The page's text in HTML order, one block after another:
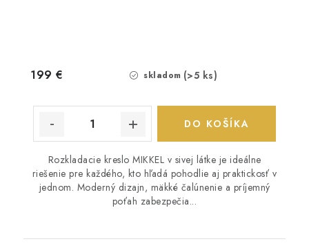
skladom (>5 ks)
199 €
DO KOŠÍKA
Rozkladacie kreslo MIKKEL v sivej látke je ideálne
riešenie pre každého, kto hľadá pohodlie aj praktickosť v
jednom. Moderný dizajn, mäkké čalúnenie a príjemný
poťah zabezpečia...